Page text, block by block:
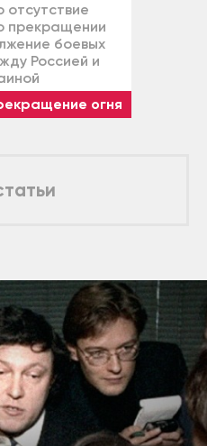
отсутствие
прекращении
боевых
Россией и
огня